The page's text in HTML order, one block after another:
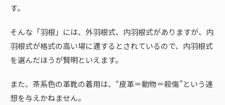
す。
そんな「羽根」には、外羽根式、内羽根式がありますが、内
羽根式が格式の高い場に適するとされているので、内羽根式
を選んだほうが賢明といえます。
また、茶系色の革靴の着用は、“皮革＝動物＝殺傷”という連
想を与えかねません。